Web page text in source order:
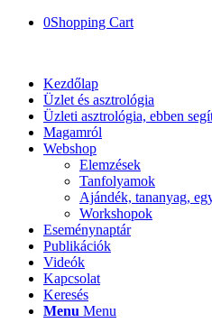
0Shopping Cart
Kezdőlap
Üzlet és asztrológia
Üzleti asztrológia, ebben
Magamról
Webshop
Elemzések
Tanfolyamok
Ajándék, tananyag,
Workshopok
Eseménynaptár
Publikációk
Videók
Kapcsolat
Keresés
Menu Menu